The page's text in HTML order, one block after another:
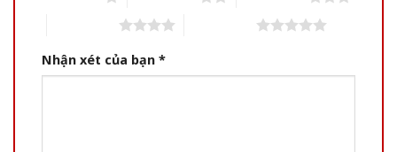
Nhận xét của bạn *